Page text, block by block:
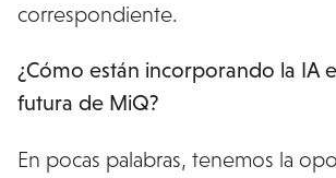
correspondiente.
¿Cómo están incorporando la IA
futura de MiQ?
En pocas palabras, tenemos la